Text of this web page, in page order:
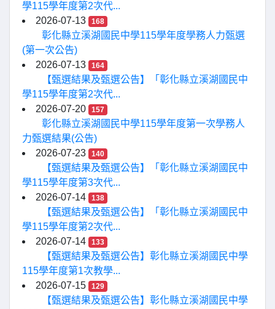
學115學年度第2次代...
2026-07-13
168
彰化縣立溪湖國民中學115學年度學務人力甄選
(第一次公告)
2026-07-13
164
【甄選結果及甄選公告】「彰化縣立溪湖國民中
學115學年度第2次代...
2026-07-20
157
彰化縣立溪湖國民中學115學年度第一次學務人
力甄選結果(公告)
2026-07-23
140
【甄選結果及甄選公告】「彰化縣立溪湖國民中
學115學年度第3次代...
2026-07-14
138
【甄選結果及甄選公告】「彰化縣立溪湖國民中
學115學年度第2次代...
2026-07-14
133
【甄選結果及甄選公告】彰化縣立溪湖國民中學
115學年度第1次教學...
2026-07-15
129
【甄選結果及甄選公告】彰化縣立溪湖國民中學